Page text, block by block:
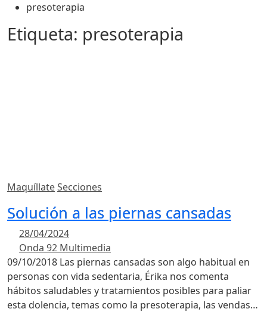
presoterapia
Etiqueta: presoterapia
MaquíllateSecciones
Solución a las piernas cansadas
28/04/2024
Onda 92 Multimedia
09/10/2018 Las piernas cansadas son algo habitual en
personas con vida sedentaria, Érika nos comenta
hábitos saludables y tratamientos posibles para paliar
esta dolencia, temas como la presoterapia, las vendas…